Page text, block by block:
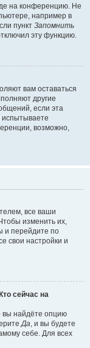
на конференцию. Не
например в
пункт Запомнить
эту функцию.
вам оставаться
другие
если эта
испытываете
возможно,
все ваши
изменить их,
и перейдите по
свои настройки и
сейчас на
вы найдёте опцию
Да, и вы будете
себе. Для всех